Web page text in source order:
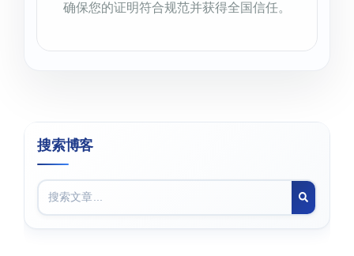
确保您的证明符合规范并获得全国信任。
搜索博客